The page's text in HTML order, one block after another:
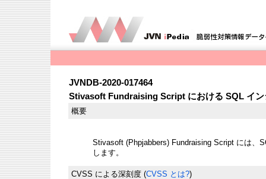
JVNDB-2020-017464
Stivasoft Fundraising Script における SQL イン
概要
Stivasoft (Phpjabbers) Fundraising Script には、
します。
CVSS による深刻度 (CVSS とは?)